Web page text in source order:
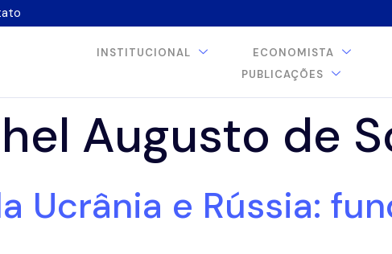
INSTITUCIONAL ECONOMISTA
PUBLICAÇÕES
Augusto de
Ucrânia e Rússia: